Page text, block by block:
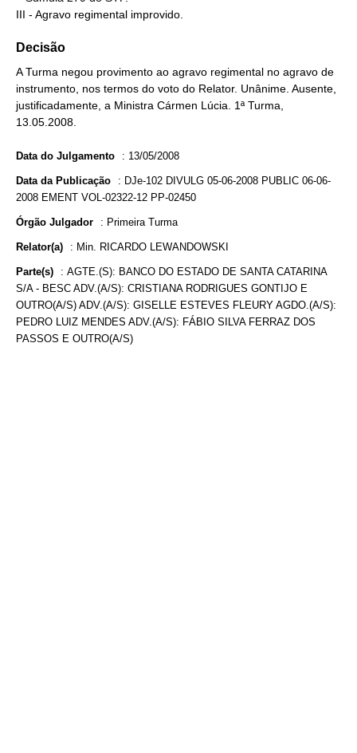
III - Agravo regimental improvido.
Decisão
A Turma negou provimento ao agravo regimental no agravo de
instrumento, nos termos do voto do Relator. Unânime. Ausente,
justificadamente, a Ministra Cármen Lúcia. 1ª Turma,
13.05.2008.
Data do Julgamento : 13/05/2008
Data da Publicação : DJe-102 DIVULG 05-06-2008 PUBLIC 06-06-
2008 EMENT VOL-02322-12 PP-02450
Órgão Julgador : Primeira Turma
Relator(a) : Min. RICARDO LEWANDOWSKI
Parte(s) : AGTE.(S): BANCO DO ESTADO DE SANTA CATARINA
S/A - BESC ADV.(A/S): CRISTIANA RODRIGUES GONTIJO E
OUTRO(A/S) ADV.(A/S): GISELLE ESTEVES FLEURY AGDO.(A/S):
PEDRO LUIZ MENDES ADV.(A/S): FÁBIO SILVA FERRAZ DOS
PASSOS E OUTRO(A/S)